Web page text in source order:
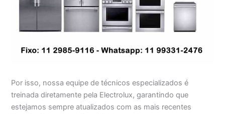
Por isso, nossa equipe de técnicos especializados é
treinada diretamente pela Electrolux, garantindo que
estejamos sempre atualizados com as mais recentes